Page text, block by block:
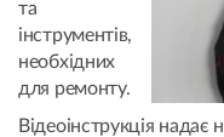
та
інструментів,
необхідних
для ремонту.
Відеоінструкція